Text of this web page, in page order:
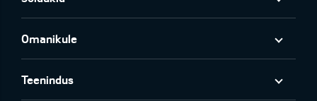
Omanikule
Teenindus